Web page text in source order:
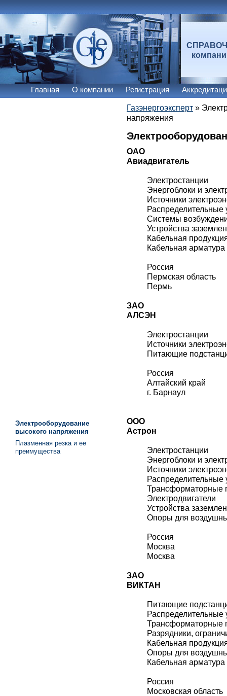
Главная О компании Регистрация
Газэнергоэксперт »
напряжения
ОАО
Авиадвигатель
Электростанции
Энергоблоки и
Источники
Распределительные
Системы
Устройства
Кабельная
Кабельная арматура
Россия
Пермская область
Пермь
ЗАО
АЛСЭН
Электростанции
Источники
Питающие
Россия
Алтайский край
г. Барнаул
ООО
Астрон
Электростанции
Энергоблоки и
Источники
Распределительные
Трансформаторные
Электродвигатели
Устройства
Опоры для
Россия
Москва
Москва
ЗАО
ВИКТАН
Питающие
Распределительные
Трансформаторные
Разрядники,
Кабельная
Опоры для
Кабельная арматура
Россия
Московская область
Электрооборудование
высокого напряжения
Плазменная резка и ее
преимущества